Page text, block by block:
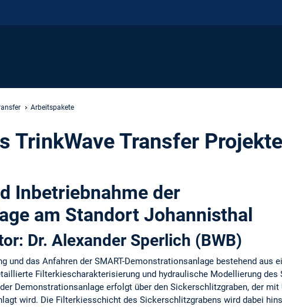
Arbeitspakete
TrinkWave Transfer
Inbetriebnahme der
am Standort Johannisthal
Dr. Alexander Sperlich (BWB)
und das Anfahren der SMART-Demonstrationsanlage bestehend aus
Filterkiescharakterisierung und hydraulische Modellierung des
Demonstrationsanlage erfolgt über den Sickerschlitzgraben, der
wird. Die Filterkiesschicht des Sickerschlitzgrabens wird dabei